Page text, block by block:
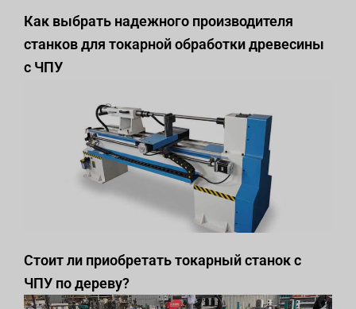
Как выбрать надежного производителя
станков для токарной обработки древесины
с ЧПУ
Стоит ли приобретать токарный станок с
ЧПУ по дереву?